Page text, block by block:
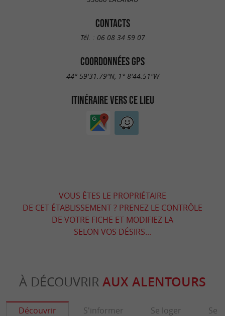
CONTACTS
Tél. : 06 08 34 59 07
COORDONNÉES GPS
44° 59'31.79"N, 1° 8'44.51"W
ITINÉRAIRE VERS CE LIEU
VOUS ÊTES LE PROPRIÉTAIRE
DE CET ÉTABLISSEMENT ? PRENEZ LE CONTRÔLE
DE VOTRE FICHE ET MODIFIEZ LA
SELON VOS DÉSIRS...
À DÉCOUVRIR AUX ALENTOURS
Découvrir S'informer Se loger Se